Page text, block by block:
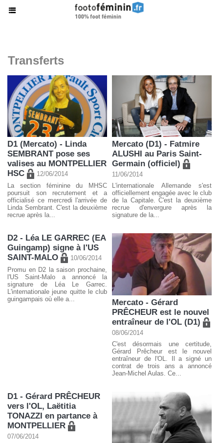
Transferts
D1 (Mercato) - Linda
SEMBRANT pose ses
valises au MONTPELLIER
HSC
12/06/2014
La section féminine du MHSC
poursuit son recrutement et a
officialisé ce mercredi l'arrivée de
Linda Sembrant. C'est la deuxième
recrue après la...
Mercato (D1) - Fatmire
ALUSHI au Paris Saint-
Germain (officiel)
11/06/2014
L'internationale Allemande s'est
officiellement engagée avec le club
de la Capitale. C'est la deuxième
recrue d'envergure après la
signature de la...
D2 - Léa LE GARREC (EA
Guingamp) signe à l'US
SAINT-MALO
10/06/2014
Promu en D2 la saison prochaine,
l'US Saint-Malo a annoncé la
signature de Léa Le Garrec.
L'internationale jeune quitte le club
guingampais où elle a...
Mercato - Gérard
PRÊCHEUR est le nouvel
entraîneur de l'OL (D1)
08/06/2014
C'est désormais une certitude,
Gérard Prêcheur est le nouvel
entraîneur de l'OL. Il a signé un
contrat de trois ans a annoncé
Jean-Michel Aulas. Ce...
D1 - Gérard PRÊCHEUR
vers l'OL, Laëtitia
TONAZZI en partance à
MONTPELLIER
07/06/2014